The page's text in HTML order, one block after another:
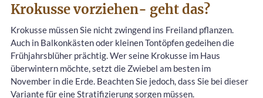
Krokusse vorziehen- geht das?
Krokusse müssen Sie nicht zwingend ins Freiland pflanzen.
Auch in Balkonkästen oder kleinen Tontöpfen gedeihen die
Frühjahrsblüher prächtig. Wer seine Krokusse im Haus
überwintern möchte, setzt die Zwiebel am besten im
November in die Erde. Beachten Sie jedoch, dass Sie bei dieser
Variante für eine Stratifizierung sorgen müssen.